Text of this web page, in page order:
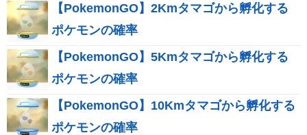
【PokemonGO】2Kmタマゴから孵化する
ポケモンの確率
【PokemonGO】5Kmタマゴから孵化する
ポケモンの確率
【PokemonGO】10Kmタマゴから孵化する
ポケモンの確率